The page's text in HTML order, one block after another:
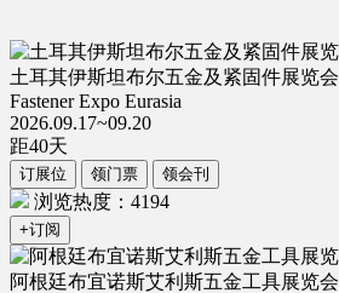
土耳其伊斯坦布尔五金及紧固件展览会
Fastener Expo Eurasia
2026.09.17~09.20
距40天
订展位 领门票 领会刊
浏览热度：4194
+订阅
阿根廷布宜诺斯艾利斯五金工具展览会